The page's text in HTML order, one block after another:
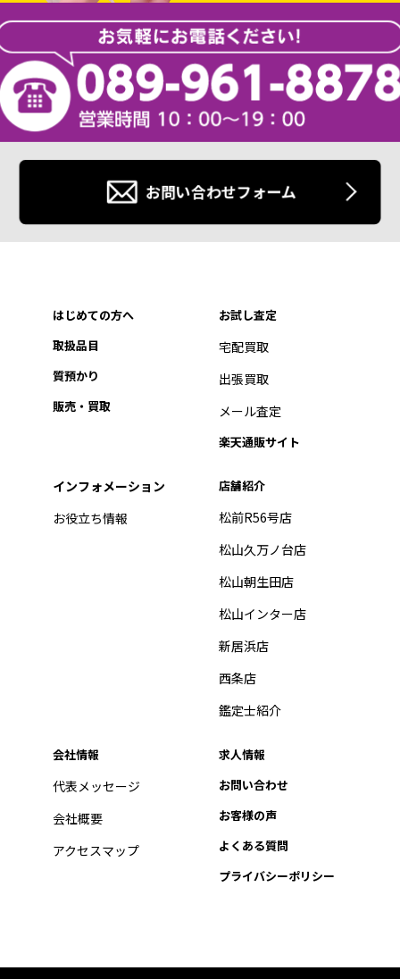
お問い合わせフォーム
はじめての方へ
取扱品目
質預かり
販売・買取
お試し査定
宅配買取
出張買取
メール査定
楽天通販サイト
インフォメーション
お役立ち情報
店舗紹介
松前R56号店
松山久万ノ台店
松山朝生田店
松山インター店
新居浜店
西条店
鑑定士紹介
会社情報
代表メッセージ
会社概要
アクセスマップ
求人情報
お問い合わせ
お客様の声
よくある質問
プライバシーポリシー